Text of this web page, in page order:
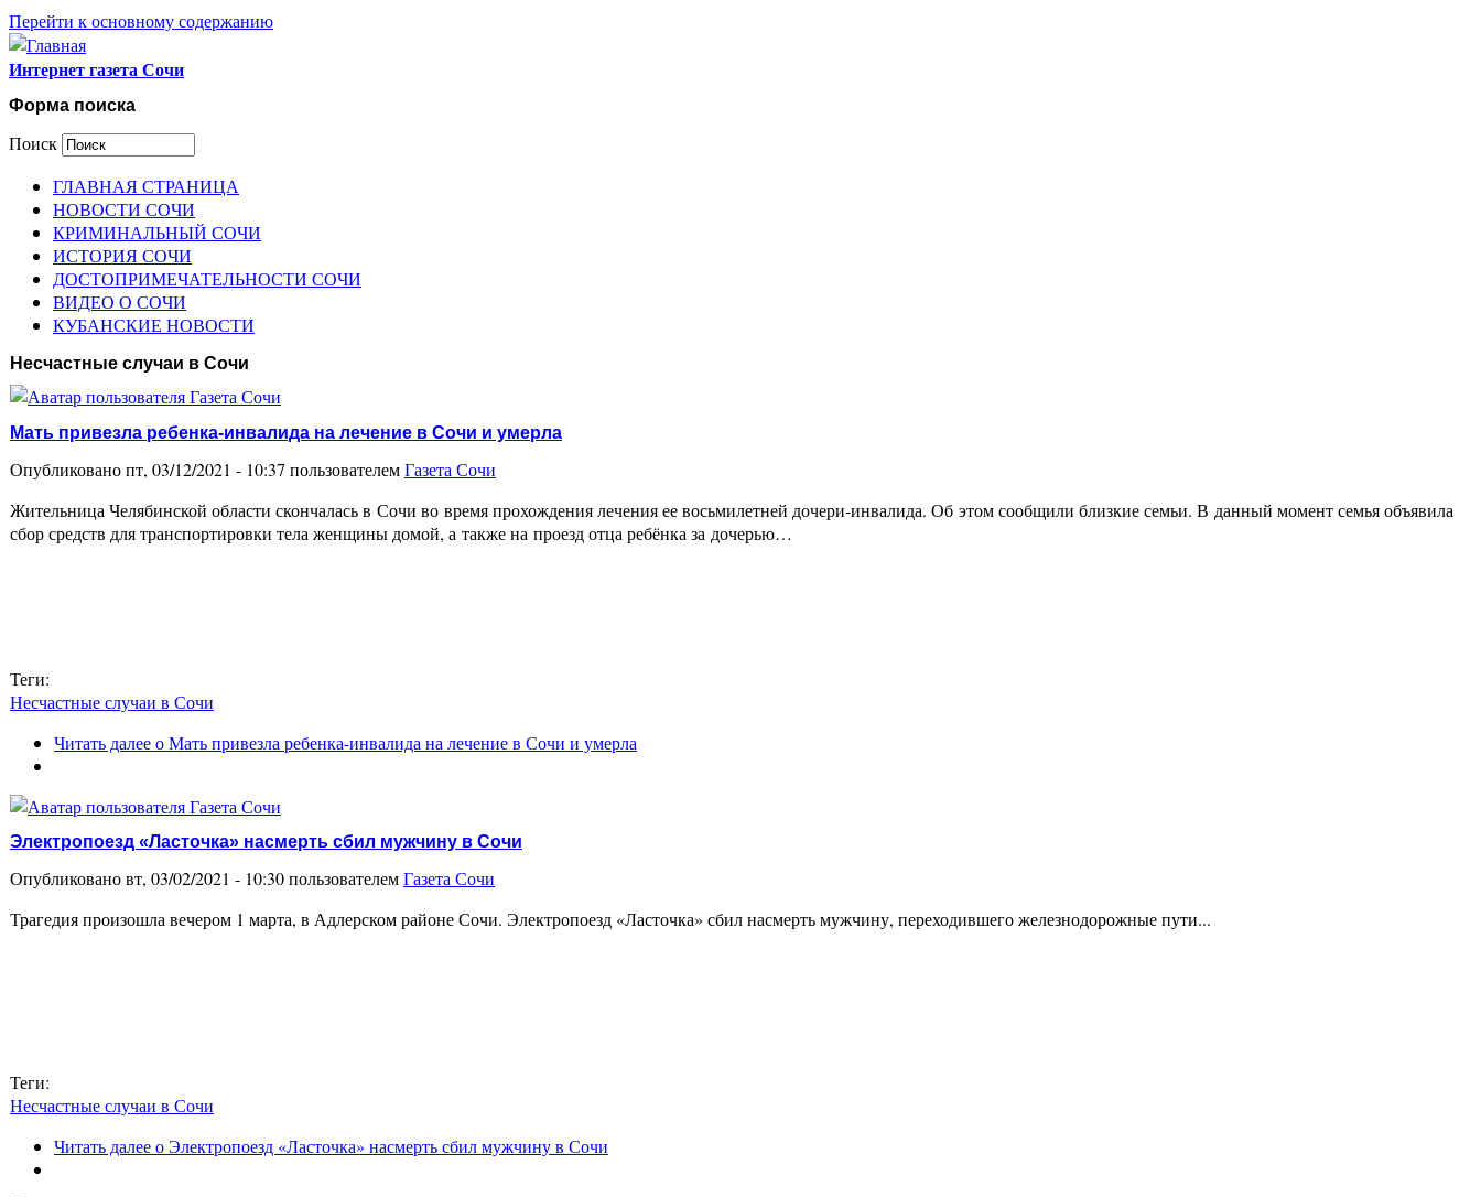
Перейти к основному содержанию
Интернет газета Сочи
Форма поиска
Поиск
ГЛАВНАЯ СТРАНИЦА
НОВОСТИ СОЧИ
КРИМИНАЛЬНЫЙ СОЧИ
ИСТОРИЯ СОЧИ
ДОСТОПРИМЕЧАТЕЛЬНОСТИ СОЧИ
ВИДЕО О СОЧИ
КУБАНСКИЕ НОВОСТИ
Несчастные случаи в Сочи
Мать привезла ребенка-инвалида на лечение в Сочи и умерла
Опубликовано пт, 03/12/2021 - 10:37 пользователемГазета Сочи
Жительница Челябинской области скончалась в Сочи во время прохождения лечения ее восьмилетней дочери-инвалида. Об этом сообщили близкие семьи. В данный момент семья объявила
сбор средств для транспортировки тела женщины домой, а также на проезд отца ребёнка за дочерью…
Теги:
Несчастные случаи в Сочи
Читать далеео Мать привезла ребенка-инвалида на лечение в Сочи и умерла
Электропоезд «Ласточка» насмерть сбил мужчину в Сочи
Опубликовано вт, 03/02/2021 - 10:30 пользователемГазета Сочи
Трагедия произошла вечером 1 марта, в Адлерском районе Сочи. Электропоезд «Ласточка» сбил насмерть мужчину, переходившего железнодорожные пути...
Теги:
Несчастные случаи в Сочи
Читать далеео Электропоезд «Ласточка» насмерть сбил мужчину в Сочи